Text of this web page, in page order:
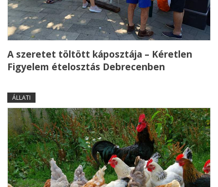
A szeretet töltött káposztája – Kéretlen
Figyelem ételosztás Debrecenben
ÁLLATI